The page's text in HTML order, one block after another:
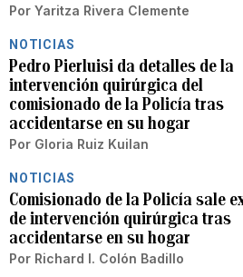
Por Yaritza Rivera Clemente
NOTICIAS
Pedro Pierluisi da detalles de la
intervención quirúrgica del
comisionado de la Policía tras
accidentarse en su hogar
Por Gloria Ruiz Kuilan
NOTICIAS
Comisionado de la Policía sale
de intervención quirúrgica tras
accidentarse en su hogar
Por Richard I. Colón Badillo